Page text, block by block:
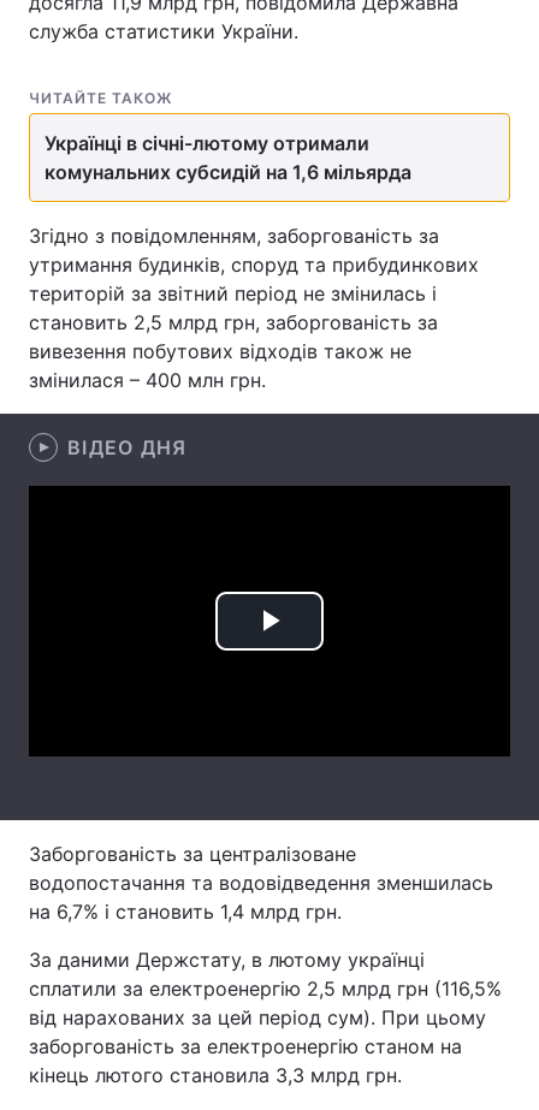
Головна Війна
Економіка Світ
Спорт Наука
Зброя Інциденти
Здоров'я Туризм
Цікавинки
Екологія
Лонгріди
Думки
Тема оформлення
служба статистики України.
ЧИТАЙТЕ ТАКОЖ
Українці в січні-лютому отримали
комунальних субсидій на 1,6 мільярда
Згідно з повідомленням, заборгованість за
утримання будинків, споруд та прибудинкових
територій за звітний період не змінилась і
становить 2,5 млрд грн, заборгованість за
вивезення побутових відходів також не
змінилася – 400 млн грн.
ВІДЕО ДНЯ
Play
Заборгованість за централізоване
водопостачання та водовідведення зменшилась
на 6,7% і становить 1,4 млрд грн.
За даними Держстату, в лютому українці
сплатили за електроенергію 2,5 млрд грн (116,5%
від нарахованих за цей період сум). При цьому
заборгованість за електроенергію станом на
кінець лютого становила 3,3 млрд грн.